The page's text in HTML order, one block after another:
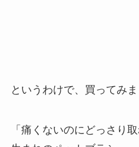
というわけで、買ってみま
「痛くないのにどっさり